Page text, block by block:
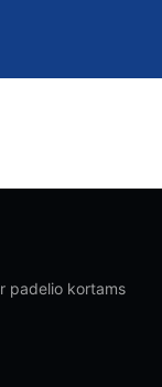
padelio kortams